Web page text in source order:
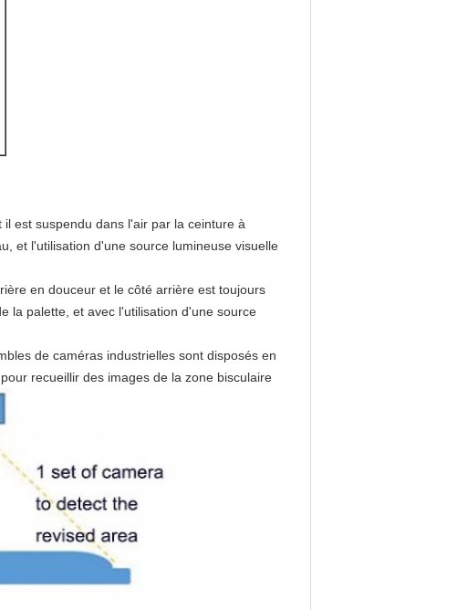
est suspendu dans l'air par la ceinture à
et l'utilisation d'une source lumineuse visuelle
en douceur et le côté arrière est toujours
la palette, et avec l'utilisation d'une source
de caméras industrielles sont disposés en
recueillir des images de la zone bisculaire